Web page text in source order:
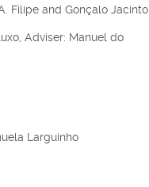
Filipe and Gonçalo Jacinto
Adviser: Manuel do
Larguinho